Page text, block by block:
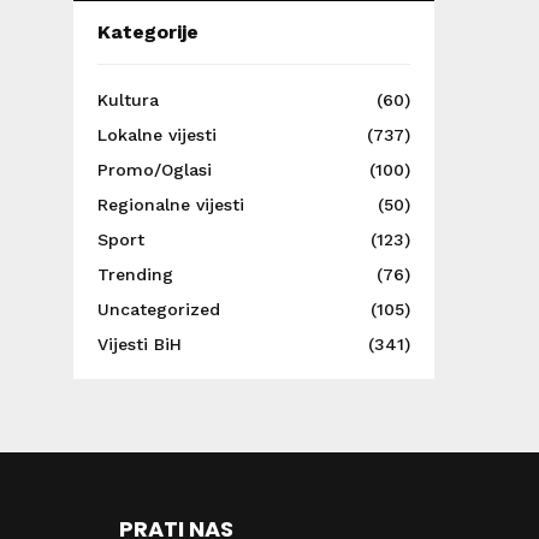
Kategorije
Kultura
(60)
Lokalne vijesti
(737)
Promo/Oglasi
(100)
Regionalne vijesti
(50)
Sport
(123)
Trending
(76)
Uncategorized
(105)
Vijesti BiH
(341)
PRATI NAS